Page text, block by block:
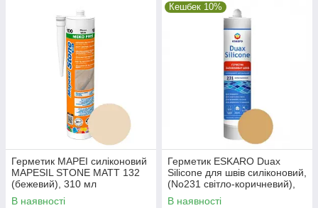
Герметик MAPEI силіконовий
MAPESIL STONE MATT 132
(бежевий), 310 мл
В наявності
Кешбек 10%
Герметик ESKARO Duax
Silicone для швів силіконовий,
(No231 світло-коричневий),
300 мл
В наявності